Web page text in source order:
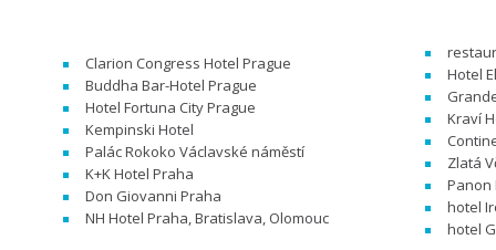
Clarion Congress Hotel Prague
Buddha Bar-Hotel Prague
Hotel Fortuna City Prague
Kempinski Hotel
Palác Rokoko Václavské náměstí
K+K Hotel Praha
Don Giovanni Praha
NH Hotel Praha, Bratislava, Olomouc
Hotel
Kraví
Zlatá
hotel
hotel